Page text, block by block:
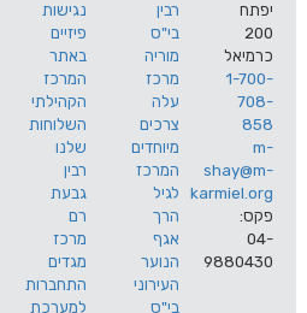
רבין
בי"ס
מוריה
מרכז
עלה
צרכים
מיוחדים
המרכז
לגיל
הרך
אגף
הנוער
נגישות
פיזיים
באתר
המרכז
הקהילתי
השלוחות
שלנו
רבין
גבעת
רם
מרכז
מגדים
התחברות
למערכת
הצהרת
נגישות
מדיניות
פרטיות
ניוזלטר
החודש